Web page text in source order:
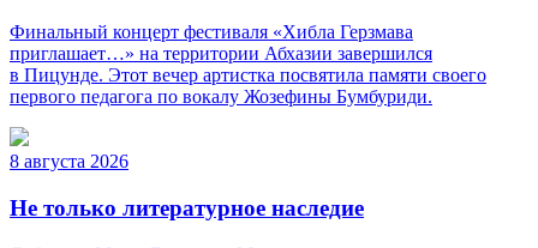
Финальный концерт фестиваля «Хибла Герзмава
приглашает…» на территории Абхазии завершился
в Пицунде. Этот вечер артистка посвятила памяти своего
первого педагога по вокалу Жозефины Бумбуриди.
8 августа 2026
Не только литературное наследие